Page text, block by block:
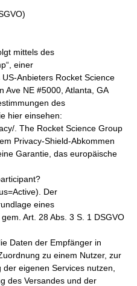
mittels des
einer
Anbieters Rocket Science
Ave NE #5000, Atlanta, GA
des
hier einsehen:
. The Rocket Science Group
Privacy-Shield-Abkommen
Garantie, das europäische
Der
eines
Art. 28 Abs. 3 S. 1 DSGVO
Daten der Empfänger in
zu einem Nutzer, zur
eigenen Services nutzen,
des Versandes und der